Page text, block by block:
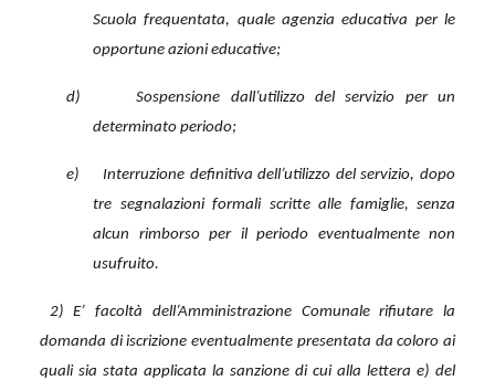
Scuola frequentata, quale agenzia educativa per le
opportune azioni educative;
d)
Sospensione dall’utilizzo del servizio per un
determinato periodo;
e)
Interruzione definitiva dell’utilizzo del servizio, dopo
tre segnalazioni formali scritte alle famiglie, senza
alcun rimborso per il periodo eventualmente non
usufruito.
2) E’ facoltà dell’Amministrazione Comunale rifiutare la
domanda di iscrizione eventualmente presentata da coloro ai
quali sia stata applicata la sanzione di cui alla lettera e) del